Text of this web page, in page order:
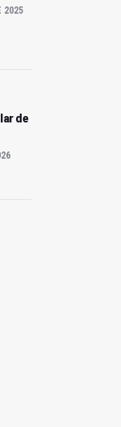
2025
de